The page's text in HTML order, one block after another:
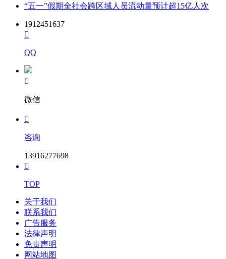
“五一”假期全社会跨区域人员流动量预计超15亿人次
1912451637

QQ

微信

咨询
13916277698

TOP
关于我们
联系我们
广告服务
法律声明
免责声明
网站地图